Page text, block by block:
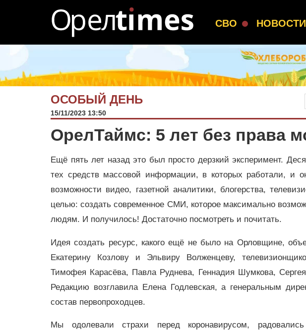
СВО НОВОСТИ
ОСОБЫЙ ДЕНЬ
15/11/2023 13:50
ОрелТаймс: 5 лет без права
Ещё пять лет назад это был просто дерзкий эксперимент.
тех средств массовой информации, в которых работали, и
возможности видео, газетной аналитики, блогерства,
целью: создать современное СМИ, которое максимально
людям. И получилось! Достаточно посмотреть и почитать.
Идея создать ресурс, какого ещё не было на Орловщине,
Екатерину Козлову и Эльвиру Волженцеву,
Тимофея Карасёва, Павла Руднева, Геннадия Шумкова,
Редакцию возглавила Елена Годлевская, а генеральным
состав первопроходцев.
Мы одолевали страхи перед коронавирусом,